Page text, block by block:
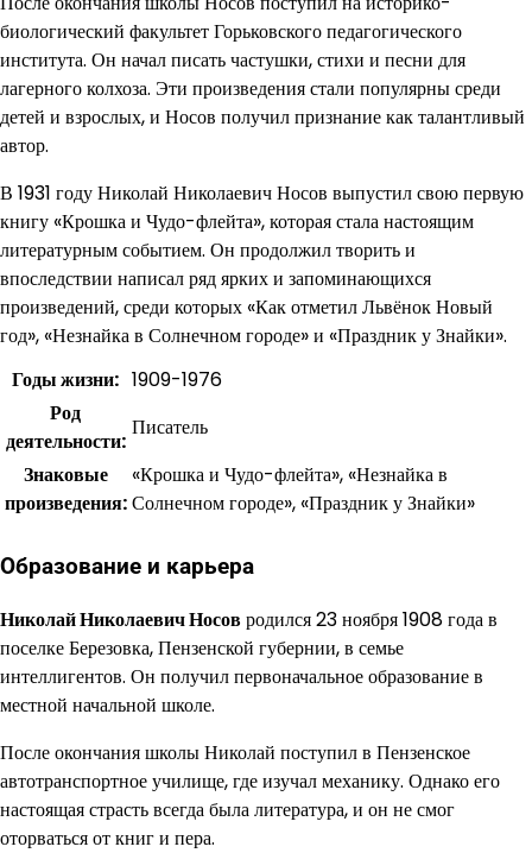
биологический факультет Горьковского педагогического
института. Он начал писать частушки, стихи и песни для
лагерного колхоза. Эти произведения стали популярны среди
детей и взрослых, и Носов получил признание как талантливый
автор.
В 1931 году Николай Николаевич Носов выпустил свою первую
книгу «Крошка и Чудо-флейта», которая стала настоящим
литературным событием. Он продолжил творить и
впоследствии написал ряд ярких и запоминающихся
произведений, среди которых «Как отметил Львёнок Новый
год», «Незнайка в Солнечном городе» и «Праздник у Знайки».
Годы жизни: 1909-1976
Род
деятельности:
Писатель
Знаковые
произведения:
«Крошка и Чудо-флейта», «Незнайка в
Солнечном городе», «Праздник у Знайки»
Образование и карьера
Николай Николаевич Носовродился 23 ноября 1908 года в
поселке Березовка, Пензенской губернии, в семье
интеллигентов. Он получил первоначальное образование в
местной начальной школе.
После окончания школы Николай поступил в Пензенское
автотранспортное училище, где изучал механику. Однако его
настоящая страсть всегда была литература, и он не смог
оторваться от книг и пера.